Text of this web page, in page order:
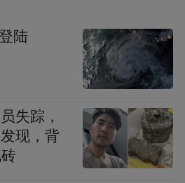
海外市场。
术大赏”不仅是有史以来
星世纪电影部门最具人气
星世纪电视部门最具人气
陆
失踪，
现，背